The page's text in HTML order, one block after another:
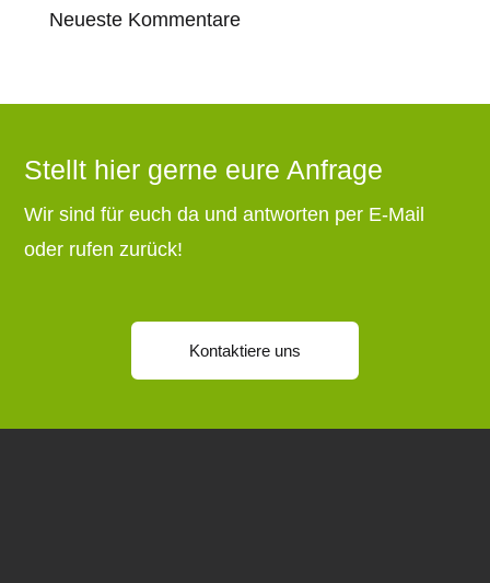
Neueste Kommentare
Stellt hier gerne eure Anfrage
Wir sind für euch da und antworten per E-Mail
oder rufen zurück!
Kontaktiere uns